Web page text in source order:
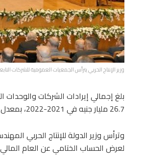
وزير الإنتاج الحربي يترأس الجمعيات العمومية للشركات
26.7 مليار جنيه في 2021-2022، بمعدل نمو 14%.
وترأس وزير الدولة للإنتاج الحربي
لعرض الحساب الختامي عن العام المالي 2022-2023.